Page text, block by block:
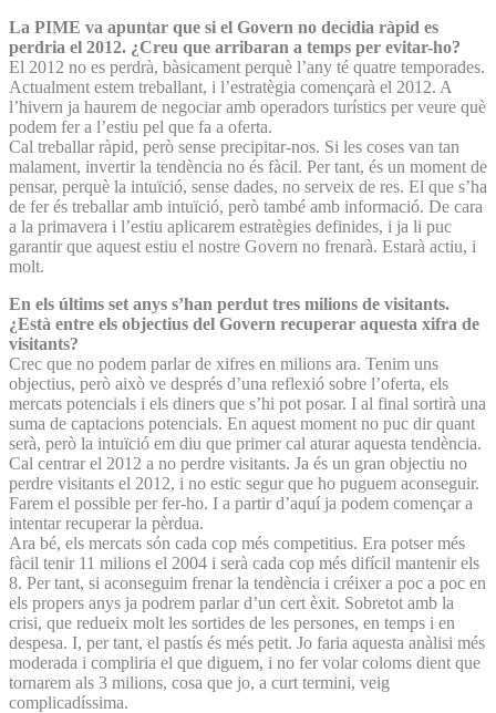
La PIME va apuntar que si el Govern no decidia ràpid es
perdria el 2012. ¿Creu que arribaran a temps per evitar-ho?
El 2012 no es perdrà, bàsicament perquè l’any té quatre temporades.
Actualment estem treballant, i l’estratègia començarà el 2012. A
l’hivern ja haurem de negociar amb operadors turístics per veure què
podem fer a l’estiu pel que fa a oferta.
Cal treballar ràpid, però sense precipitar-nos. Si les coses van tan
malament, invertir la tendència no és fàcil. Per tant, és un moment de
pensar, perquè la intuïció, sense dades, no serveix de res. El que s’ha
de fer és treballar amb intuïció, però també amb informació. De cara
a la primavera i l’estiu aplicarem estratègies definides, i ja li puc
garantir que aquest estiu el nostre Govern no frenarà. Estarà actiu, i
molt.
En els últims set anys s’han perdut tres milions de visitants.
¿Està entre els objectius del Govern recuperar aquesta xifra de
visitants?
Crec que no podem parlar de xifres en milions ara. Tenim uns
objectius, però això ve després d’una reflexió sobre l’oferta, els
mercats potencials i els diners que s’hi pot posar. I al final sortirà una
suma de captacions potencials. En aquest moment no puc dir quant
serà, però la intuïció em diu que primer cal aturar aquesta tendència.
Cal centrar el 2012 a no perdre visitants. Ja és un gran objectiu no
perdre visitants el 2012, i no estic segur que ho puguem aconseguir.
Farem el possible per fer-ho. I a partir d’aquí ja podem començar a
intentar recuperar la pèrdua.
Ara bé, els mercats són cada cop més competitius. Era potser més
fàcil tenir 11 milions el 2004 i serà cada cop més difícil mantenir els
8. Per tant, si aconseguim frenar la tendència i créixer a poc a poc en
els propers anys ja podrem parlar d’un cert èxit. Sobretot amb la
crisi, que redueix molt les sortides de les persones, en temps i en
despesa. I, per tant, el pastís és més petit. Jo faria aquesta anàlisi més
moderada i compliria el que diguem, i no fer volar coloms dient que
tornarem als 3 milions, cosa que jo, a curt termini, veig
complicadíssima.